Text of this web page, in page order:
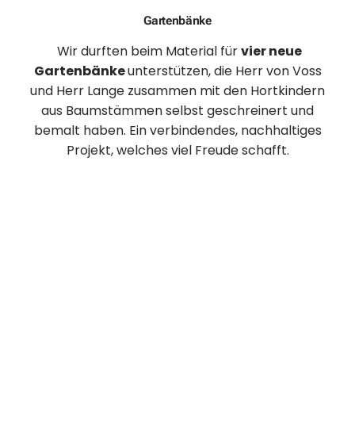
Gartenbänke
Wir durften beim Material fürvier neue
Gartenbänkeunterstützen, die Herr von Voss
und Herr Lange zusammen mit den Hortkindern
aus Baumstämmen selbst geschreinert und
bemalt haben. Ein verbindendes, nachhaltiges
Projekt, welches viel Freude schafft.